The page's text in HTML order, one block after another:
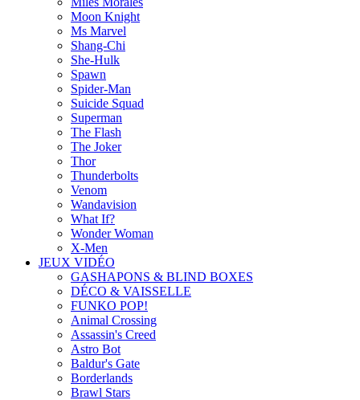
Moon Knight
Ms Marvel
Shang-Chi
She-Hulk
Spawn
Spider-Man
Suicide Squad
Superman
The Flash
The Joker
Thor
Thunderbolts
Venom
Wandavision
What If?
Wonder Woman
X-Men
JEUX VIDÉO
GASHAPONS & BLIND BOXES
DÉCO & VAISSELLE
FUNKO POP!
Animal Crossing
Assassin's Creed
Astro Bot
Baldur's Gate
Borderlands
Brawl Stars